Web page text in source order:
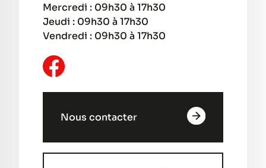
Mercredi : 09h30 à 17h30
Jeudi : 09h30 à 17h30
Vendredi : 09h30 à 17h30
Nous contacter